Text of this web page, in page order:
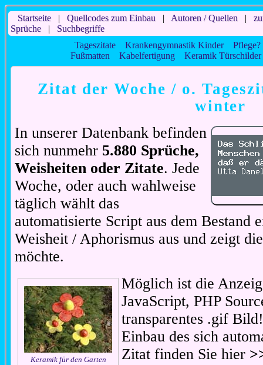
Startseite| Quellcodes zum Einbau | Autoren / Quellen |
Sprüche| Suchbegriffe
Tageszitate
Krankengymnastik Kinder
Fußmatten
Kabelfertigung Keramik Türschilder
Zitat der Woche / o.
winter
In unserer Datenbank befinden
sich nunmehr 5.880 Sprüche,
Weisheiten oder Zitate. Jede
Woche, oder auch wahlweise
täglich wählt das
automatisierte Script aus dem Bestand
Weisheit / Aphorismus aus und zeigt
möchte.
Keramik für den Garten
Möglich ist die
JavaScript, PHP
transparentes .gif
Einbau des sich
Zitat finden Sie hier